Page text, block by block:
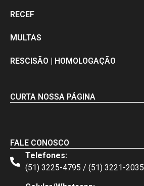
RECEF
MULTAS
RESCISÃO | HOMOLOGAÇÃO
CURTA NOSSA PÁGINA
FALE CONOSCO
Telefones:
(51) 3225-4795 / (51) 3221-2035